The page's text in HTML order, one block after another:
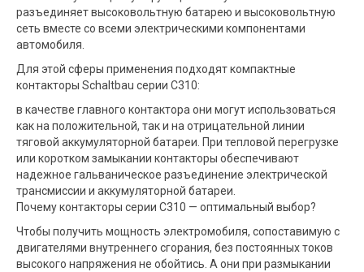
разъединяет высоковольтную батарею и высоковольтную
сеть вместе со всеми электрическими компонентами
автомобиля.
Для этой сферы применения подходят компактные
контакторы Schaltbau серии C310:
в качестве главного контактора они могут использоваться
как на положительной, так и на отрицательной линии
тяговой аккумуляторной батареи. При тепловой перегрузке
или коротком замыкании контакторы обеспечивают
надежное гальваническое разъединение электрической
трансмиссии и аккумуляторной батареи.
Почему контакторы серии C310 — оптимальный выбор?
Чтобы получить мощность электромобиля, сопоставимую с
двигателями внутреннего сгорания, без постоянных токов
высокого напряжения не обойтись. А они при размыкании